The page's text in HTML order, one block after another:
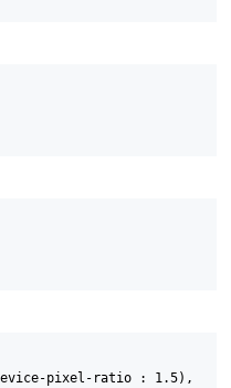
pixel-ratio : 1.5),